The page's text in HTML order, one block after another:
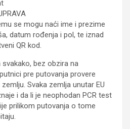
se mogu naći ime i prezime
datum rođenja i pol, te iznad
QR kod.
bez obzira na
pre putovanja provere
Svaka zemlja unutar EU
i da li je neophodan PCR test
prilikom putovanja o tome